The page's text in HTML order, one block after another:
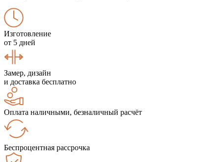
Изготовление
от 5 дней
Замер, дизайн
и доставка бесплатно
Оплата наличными, безналичный расчёт
Беспроцентная рассрочка